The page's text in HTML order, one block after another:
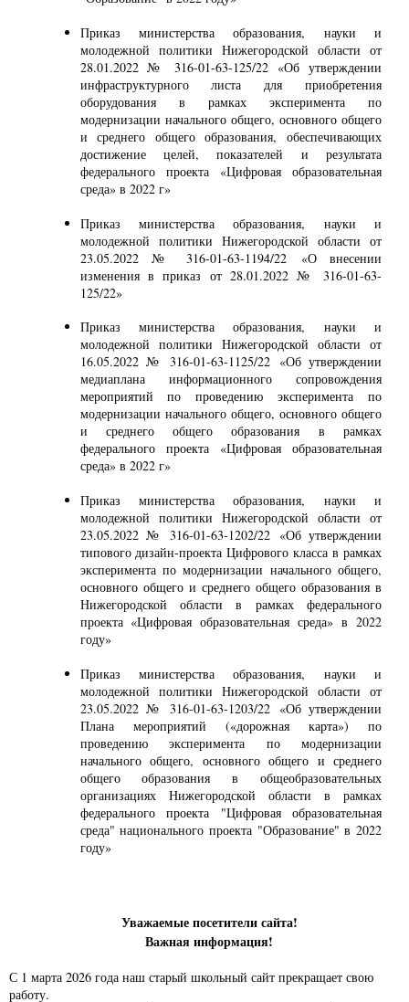
Приказ министерства образования, науки и
молодежной политики Нижегородской области от
28.01.2022 № 316-01-63-125/22 «Об утверждении
инфраструктурного листа для приобретения
оборудования в рамках эксперимента по
модернизации начального общего, основного общего
и среднего общего образования, обеспечивающих
достижение целей, показателей и результата
федерального проекта «Цифровая образовательная
среда» в 2022 г»
Приказ министерства образования, науки и
молодежной политики Нижегородской области от
23.05.2022 № 316-01-63-1194/22 «О внесении
изменения в приказ от 28.01.2022 № 316-01-63-
125/22»
Приказ министерства образования, науки и
молодежной политики Нижегородской области от
16.05.2022 № 316-01-63-1125/22 «Об утверждении
медиаплана информационного сопровождения
мероприятий по проведению эксперимента по
модернизации начального общего, основного общего
и среднего общего образования в рамках
федерального проекта «Цифровая образовательная
среда» в 2022 г»
Приказ министерства образования, науки и
молодежной политики Нижегородской области от
23.05.2022 № 316-01-63-1202/22 «Об утверждении
типового дизайн-проекта Цифрового класса в рамках
эксперимента по модернизации начального общего,
основного общего и среднего общего образования в
Нижегородской области в рамках федерального
проекта «Цифровая образовательная среда» в 2022
году»
Приказ министерства образования, науки и
молодежной политики Нижегородской области от
23.05.2022 № 316-01-63-1203/22 «Об утверждении
Плана мероприятий («дорожная карта») по
проведению эксперимента по модернизации
начального общего, основного общего и среднего
общего образования в общеобразовательных
организациях Нижегородской области в рамках
федерального проекта "Цифровая образовательная
среда" национального проекта "Образование" в 2022
году»
Уважаемые посетители сайта!
Важная информация!
С 1 марта 2026 года наш старый школьный сайт прекращает свою
работу.